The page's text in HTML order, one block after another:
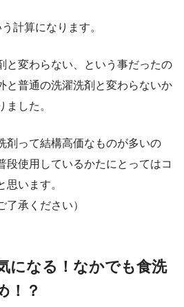
計算になります。
と変わらない、という事だったの
と普通の洗濯洗剤と変わらないか
ました。
剤って結構高価なものが多いの
段使用しているかたにとってはコ
思います。
了承ください）
になる！なかでも食洗
！？